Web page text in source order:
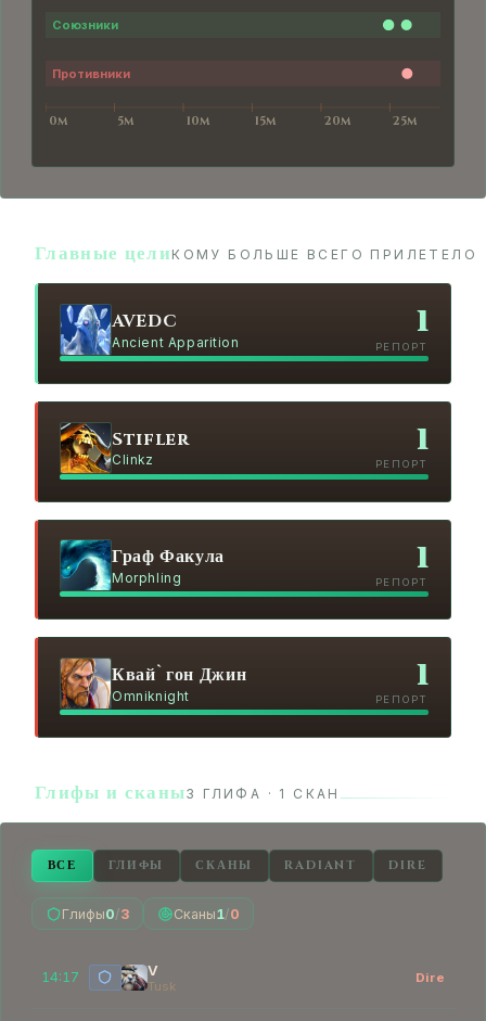
Главные цели КОМУ БОЛЬШЕ ВСЕГО ПРИЛЕТЕЛО
AVEDC
Ancient Apparition
1
РЕПОРТ
Stifler
Clinkz
1
РЕПОРТ
Граф Факула
Morphling
1
РЕПОРТ
Квай`гон Джин
Omniknight
1
РЕПОРТ
Глифы и сканы3 ГЛИФА · 1 СКАН
ВСЕ ГЛИФЫ СКАНЫ RADIANT DIRE
Глифы0/3 Сканы1/0
14:17 V
Tusk
Dire